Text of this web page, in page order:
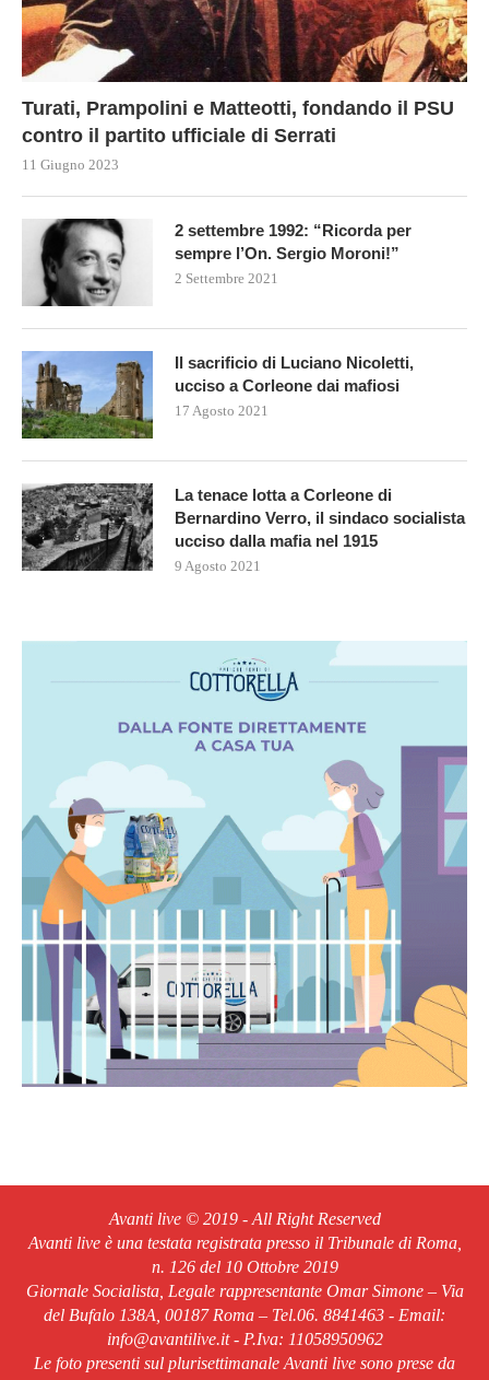
Turati, Prampolini e Matteotti, fondando il PSU
contro il partito ufficiale di Serrati
11 Giugno 2023
2 settembre 1992: “Ricorda per
sempre l’On. Sergio Moroni!”
2 Settembre 2021
Il sacrificio di Luciano Nicoletti,
ucciso a Corleone dai mafiosi
17 Agosto 2021
La tenace lotta a Corleone di
Bernardino Verro, il sindaco socialista
ucciso dalla mafia nel 1915
9 Agosto 2021
Avanti live © 2019 - All Right Reserved
Avanti live è una testata registrata presso il Tribunale di Roma,
n. 126 del 10 Ottobre 2019
Giornale Socialista, Legale rappresentante Omar Simone – Via
del Bufalo 138A, 00187 Roma – Tel.06. 8841463 - Email:
info@avantilive.it - P.Iva: 11058950962
Le foto presenti sul plurisettimanale Avanti live sono prese da